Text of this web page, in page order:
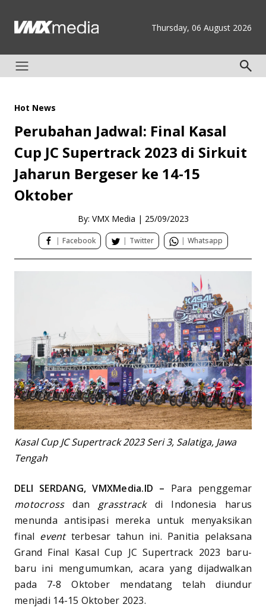
Thursday, 06 August 2026
Hot News
Perubahan Jadwal: Final Kasal
Cup JC Supertrack 2023 di Sirkuit
Jaharun Bergeser ke 14-15
Oktober
By: VMX Media | 25/09/2023
| Facebook | Twitter | Whatsapp
Kasal Cup JC Supertrack 2023 Seri 3, Salatiga, Jawa
Tengah
DELI SERDANG, VMXMedia.ID – Para penggemar
motocrossdan grasstrack di Indonesia harus
menunda antisipasi mereka untuk menyaksikan
final eventterbesar tahun ini. Panitia pelaksana
Grand Final Kasal Cup JC Supertrack 2023 baru-
baru ini mengumumkan, acara yang dijadwalkan
pada 7-8 Oktober mendatang telah diundur
menjadi 14-15 Oktober 2023.